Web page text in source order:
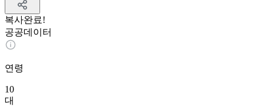
복사완료!
공공데이터
연령
10
대